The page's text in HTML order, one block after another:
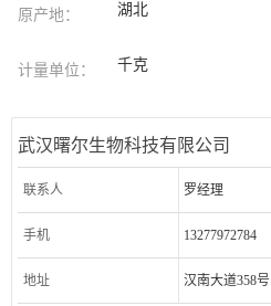
原产地： 湖北
计量单位： 千克
武汉曙尔生物科技有限公司
联系人 罗经理
手机 13277972784
地址 汉南大道358号